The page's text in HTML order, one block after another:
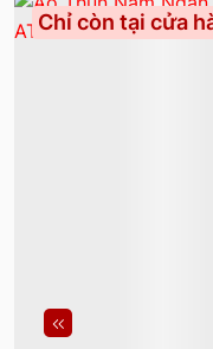
Chỉ còn tại cửa